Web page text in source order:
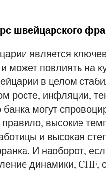
швейцарского
является
может повлиять на
в целом
росте, инфляции,
могут
высокие
и высокая
И наоборот,
динамики, CHF,